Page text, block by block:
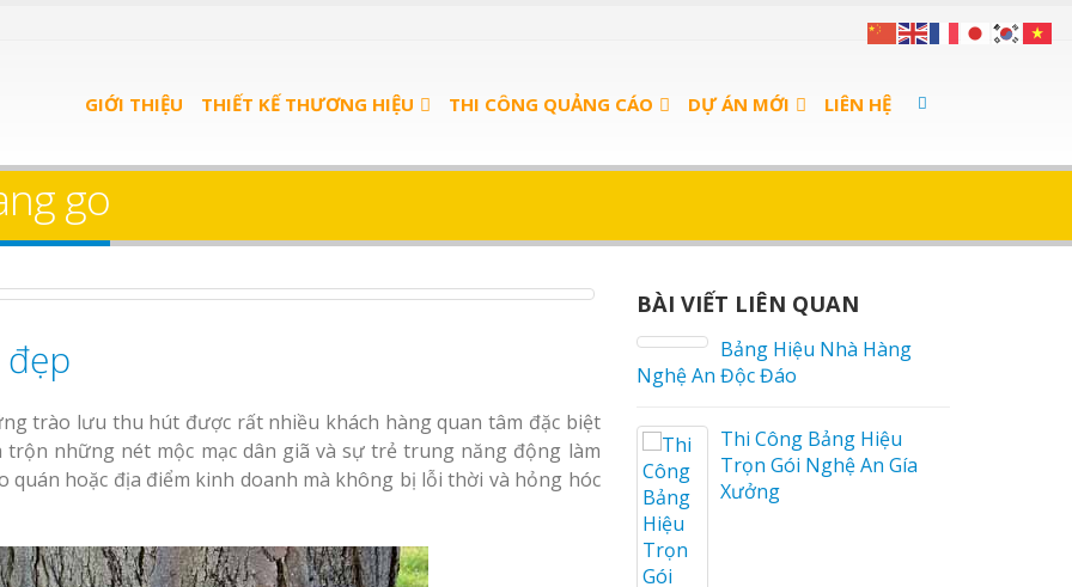
GIỚI THIỆU THIẾT KẾ THƯƠNG HIỆU THI CÔNG QUẢNG CÁO DỰ ÁN MỚI LIÊN HỆ
go
trào lưu thu hút được rất nhiều khách hàng quan tâm đặc biệt
những nét mộc mạc dân giã và sự trẻ trung năng động làm
quán hoặc địa điểm kinh doanh mà không bị lỗi thời và hỏng hóc
BÀI VIẾT LIÊN QUAN
Bảng gỗ treo cửa theo
yêu cầu
Làm biển hiệu spa Thuận
An Bình Dương
Bảng Hiệu Nhà Hàng
Nghệ An Độc Đáo
Thi Công Bảng Hiệu
Trọn Gói Nghệ An Gía
Xưởng
trà
spa
quảng
Nghệ An Độc Đáo
Thi Công Bảng Hiệu
Sửa chữa biển quảng
cáo Nghệ An uy tín